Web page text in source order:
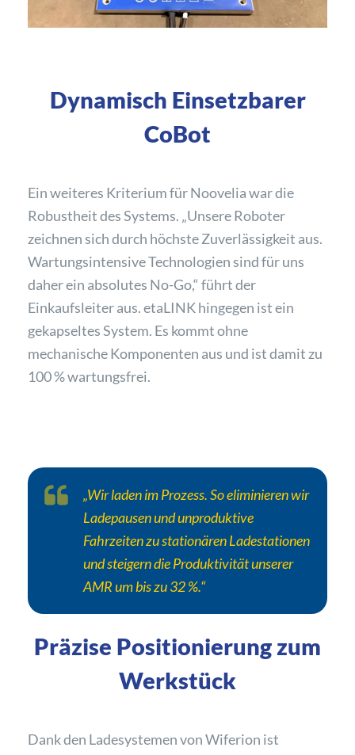
Dynamisch Einsetzbarer
CoBot
Ein weiteres Kriterium für Noovelia war die
Robustheit des Systems. „Unsere Roboter
zeichnen sich durch höchste Zuverlässigkeit aus.
Wartungsintensive Technologien sind für uns
daher ein absolutes No-Go,“ führt der
Einkaufsleiter aus. etaLINK hingegen ist ein
gekapseltes System. Es kommt ohne
mechanische Komponenten aus und ist damit zu
100 % wartungsfrei.
„Wir laden im Prozess. So eliminieren wir
Ladepausen und unproduktive
Fahrzeiten zu stationären Ladestationen
und steigern die Produktivität unserer
AMR um bis zu 32 %.“
Präzise Positionierung zum
Werkstück
Dank den Ladesystemen von Wiferion ist